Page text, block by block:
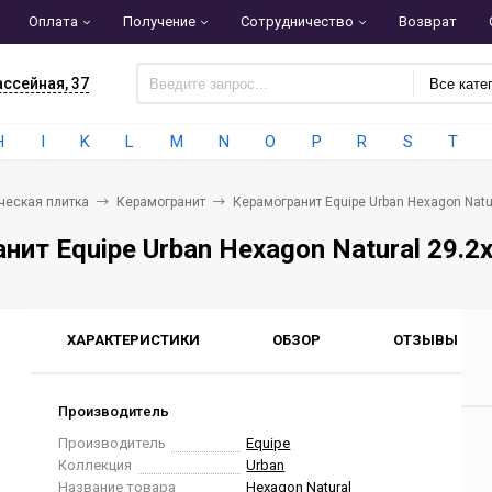
Оплата Получение Сотрудничество Возврат
37 Все
I K L M N O P R S T
плитка Керамогранит Керамогранит Equipe Urban Hexagon
Equipe Urban Hexagon Natural
ХАРАКТЕРИСТИКИ ОБЗОР ОТЗЫВЫ
Производитель
Производитель
Equipe
Коллекция
Urban
Название товара
Hexagon Natural